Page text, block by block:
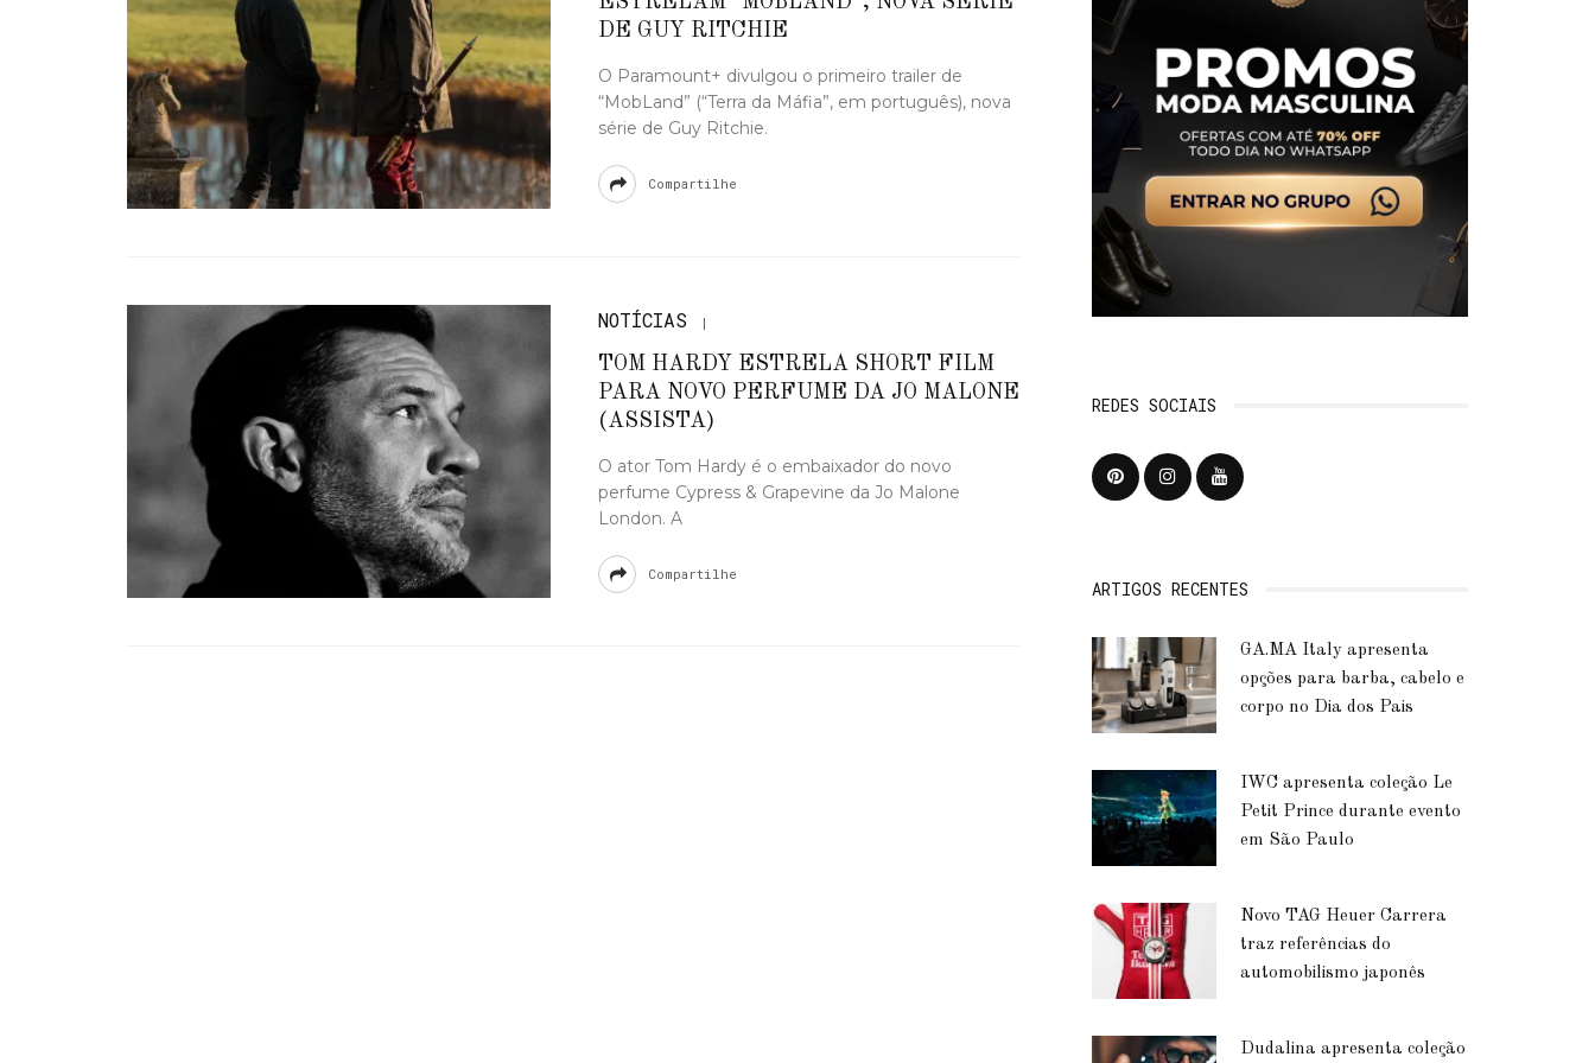
DE GUY RITCHIE
O Paramount+ divulgou o primeiro trailer de
“MobLand” (“Terra da Máfia”, em português), nova
série de Guy Ritchie.
Compartilhe
NOTÍCIAS
TOM HARDY ESTRELA SHORT FILM
PARA NOVO PERFUME DA JO MALONE
(ASSISTA)
O ator Tom Hardy é o embaixador do novo
perfume Cypress & Grapevine da Jo Malone
London. A
Compartilhe
REDES SOCIAIS
ARTIGOS RECENTES
GA.MA Italy apresenta
opções para barba, cabelo e
corpo no Dia dos Pais
IWC apresenta coleção Le
Petit Prince durante evento
em São Paulo
Novo TAG Heuer Carrera
traz referências do
automobilismo japonês
Dudalina apresenta coleção